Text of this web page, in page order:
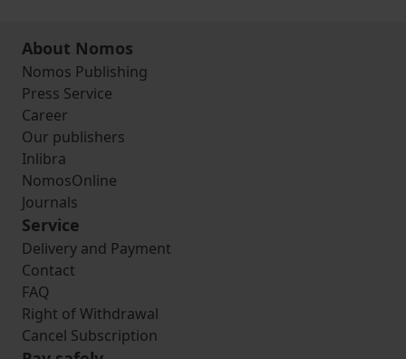
About Nomos
Nomos Publishing
Press Service
Career
Our publishers
Inlibra
NomosOnline
Journals
Service
Delivery and Payment
Contact
FAQ
Right of Withdrawal
Cancel Subscription